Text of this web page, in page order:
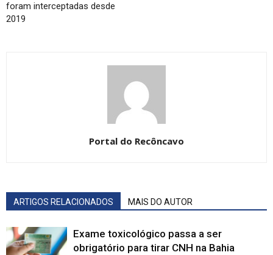
foram interceptadas desde
2019
Portal do Recôncavo
ARTIGOS RELACIONADOS MAIS DO AUTOR
Exame toxicológico passa a ser
obrigatório para tirar CNH na Bahia